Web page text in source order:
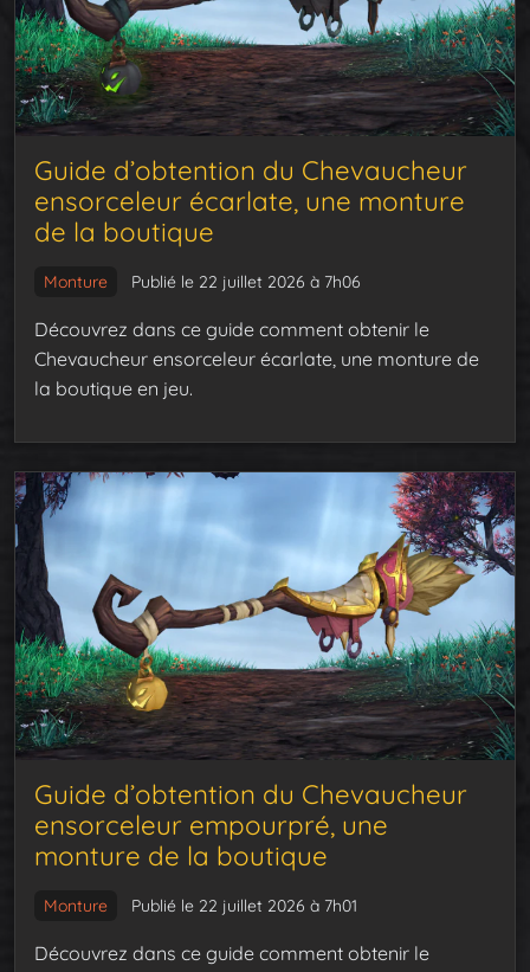
Guide d’obtention du Chevaucheur
ensorceleur écarlate, une monture
de la boutique
Monture Publié le 22 juillet 2026 à 7h06
Découvrez dans ce guide comment obtenir le
Chevaucheur ensorceleur écarlate, une monture de
la boutique en jeu.
Guide d’obtention du Chevaucheur
ensorceleur empourpré, une
monture de la boutique
Monture Publié le 22 juillet 2026 à 7h01
Découvrez dans ce guide comment obtenir le